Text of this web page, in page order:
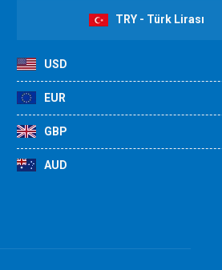
TRY - Türk Lirası
USD
EUR
GBP
AUD